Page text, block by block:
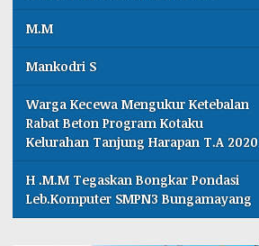
M.M
Mankodri S
Warga Kecewa Mengukur Ketebalan
Rabat Beton Program Kotaku
Kelurahan Tanjung Harapan T.A 2020
H .M.M Tegaskan Bongkar Pondasi
Leb.Komputer SMPN3 Bungamayang